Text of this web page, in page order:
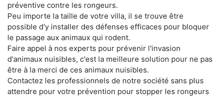
préventive contre les rongeurs.
Peu importe la taille de votre villa, il se trouve être
possible d'y installer des défenses efficaces pour bloquer
le passage aux animaux qui rodent.
Faire appel à nos experts pour prévenir l'invasion
d'animaux nuisibles, c'est la meilleure solution pour ne pas
être à la merci de ces animaux nuisibles.
Contactez les professionnels de notre société sans plus
attendre pour votre prévention pour stopper les rongeurs